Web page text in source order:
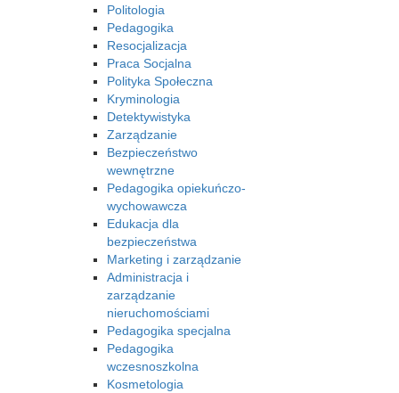
Politologia
Pedagogika
Resocjalizacja
Praca Socjalna
Polityka Społeczna
Kryminologia
Detektywistyka
Zarządzanie
Bezpieczeństwo
wewnętrzne
Pedagogika opiekuńczo-
wychowawcza
Edukacja dla
bezpieczeństwa
Marketing i zarządzanie
Administracja i
zarządzanie
nieruchomościami
Pedagogika specjalna
Pedagogika
wczesnoszkolna
Kosmetologia